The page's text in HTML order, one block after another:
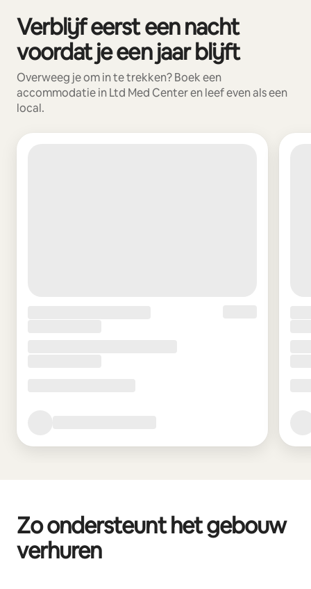
Verblijf eerst een nacht
voordat je een jaar blijft
Overweeg je om in te trekken? Boek een
accommodatie in Ltd Med Center en leef even als een
local.
0 van 0 items weergegeven
Zo ondersteunt het gebouw
verhuren